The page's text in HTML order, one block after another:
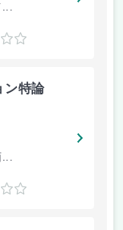
...
ン特論
...